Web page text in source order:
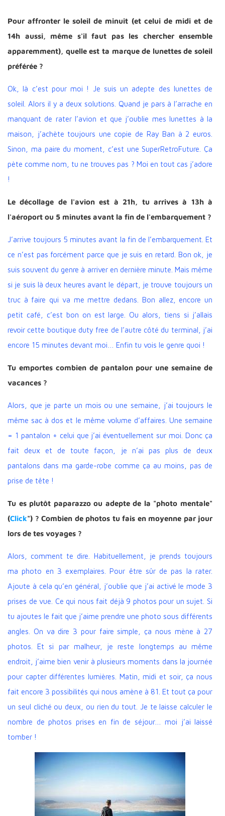
Pour affronter le soleil de minuit (et celui de midi et de
14h aussi, même s'il faut pas les chercher ensemble
apparemment), quelle est ta marque de lunettes de soleil
préférée ?
Ok, là c’est pour moi ! Je suis un adepte des lunettes de
soleil. Alors il y a deux solutions. Quand je pars à l’arrache en
manquant de rater l’avion et que j’oublie mes lunettes à la
maison, j’achète toujours une copie de Ray Ban à 2 euros.
Sinon, ma paire du moment, c’est une SuperRetroFuture. Ça
pète comme nom, tu ne trouves pas ? Moi en tout cas j’adore
!
Le décollage de l'avion est à 21h, tu arrives à 13h à
l'aéroport ou 5 minutes avant la fin de l'embarquement ?
J’arrive toujours 5 minutes avant la fin de l’embarquement. Et
ce n’est pas forcément parce que je suis en retard. Bon ok, je
suis souvent du genre à arriver en dernière minute. Mais même
si je suis là deux heures avant le départ, je trouve toujours un
truc à faire qui va me mettre dedans. Bon allez, encore un
petit café, c’est bon on est large. Ou alors, tiens si j’allais
revoir cette boutique duty free de l’autre côté du terminal, j’ai
encore 15 minutes devant moi… Enfin tu vois le genre quoi !
Tu emportes combien de pantalon pour une semaine de
vacances ?
Alors, que je parte un mois ou une semaine, j’ai toujours le
même sac à dos et le même volume d’affaires. Une semaine
= 1 pantalon + celui que j’ai éventuellement sur moi. Donc ça
fait deux et de toute façon, je n’ai pas plus de deux
pantalons dans ma garde-robe comme ça au moins, pas de
prise de tête !
Tu es plutôt paparazzo ou adepte de la "photo mentale"
(Click") ? Combien de photos tu fais en moyenne par jour
lors de tes voyages ?
Alors, comment te dire. Habituellement, je prends toujours
ma photo en 3 exemplaires. Pour être sûr de pas la rater.
Ajoute à cela qu’en général, j’oublie que j’ai activé le mode 3
prises de vue. Ce qui nous fait déjà 9 photos pour un sujet. Si
tu ajoutes le fait que j’aime prendre une photo sous différents
angles. On va dire 3 pour faire simple, ça nous mène à 27
photos. Et si par malheur, je reste longtemps au même
endroit, j’aime bien venir à plusieurs moments dans la journée
pour capter différentes lumières. Matin, midi et soir, ça nous
fait encore 3 possibilités qui nous amène à 81. Et tout ça pour
un seul cliché ou deux, ou rien du tout. Je te laisse calculer le
nombre de photos prises en fin de séjour… moi j’ai laissé
tomber !